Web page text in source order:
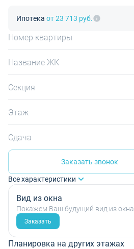
Ипотека от 23 713 руб.
Номер квартиры
Название ЖК
Секция
Этаж
Сдача
Заказать звонок
Все характеристики
Вид из окна
Покажем Ваш будущий вид из окна
Заказать
Планировка на других этажах